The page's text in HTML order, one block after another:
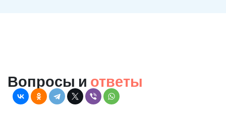
Вопросы и ответы